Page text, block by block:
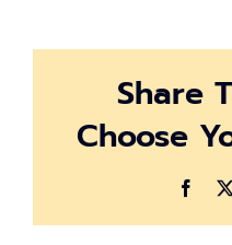
Share
Choose